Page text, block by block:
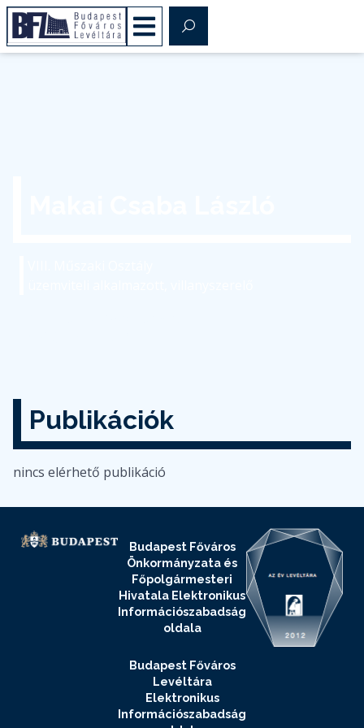
Publikációk
nincs elérhető publikáció
Budapest Főváros
Önkormányzata és
Főpolgármesteri
Hivatala Elektronikus
Információszabadság
oldala
Budapest Főváros
Levéltára
Elektronikus
Információszabadság